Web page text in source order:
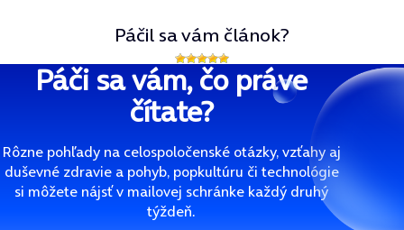
Páčil sa vám článok?
Páči sa vám, čo práve
čítate?
Rôzne pohľady na celospoločenské otázky, vzťahy aj
duševné zdravie a pohyb, popkultúru či technológie
si môžete nájsť v mailovej schránke každý druhý
týždeň.